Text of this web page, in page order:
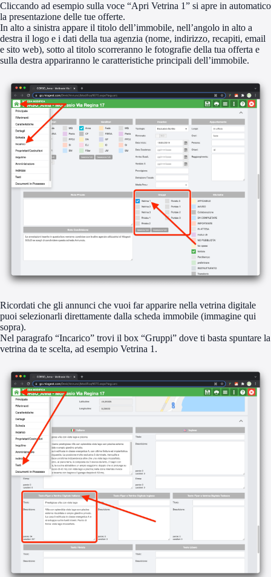
Cliccando ad esempio sulla voce “Apri Vetrina 1” si apre in automatico
la presentazione delle tue offerte.
In alto a sinistra appare il titolo dell’immobile, nell’angolo in alto a
destra il logo e i dati della tua agenzia (nome, indirizzo, recapiti, email
e sito web), sotto al titolo scorreranno le fotografie della tua offerta e
sulla destra appariranno le caratteristiche principali dell’immobile.
Ricordati che gli annunci che vuoi far apparire nella vetrina digitale
puoi selezionarli direttamente dalla scheda immobile (immagine qui
sopra).
Nel paragrafo “Incarico” trovi il box “Gruppi” dove ti basta spuntare la
vetrina da te scelta, ad esempio Vetrina 1.